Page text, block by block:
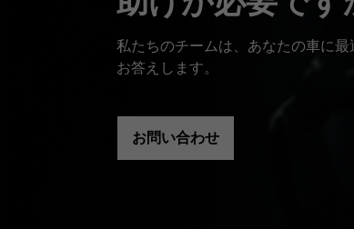
私たちのチームは、あなたの車に
お答えします。
お問い合わせ